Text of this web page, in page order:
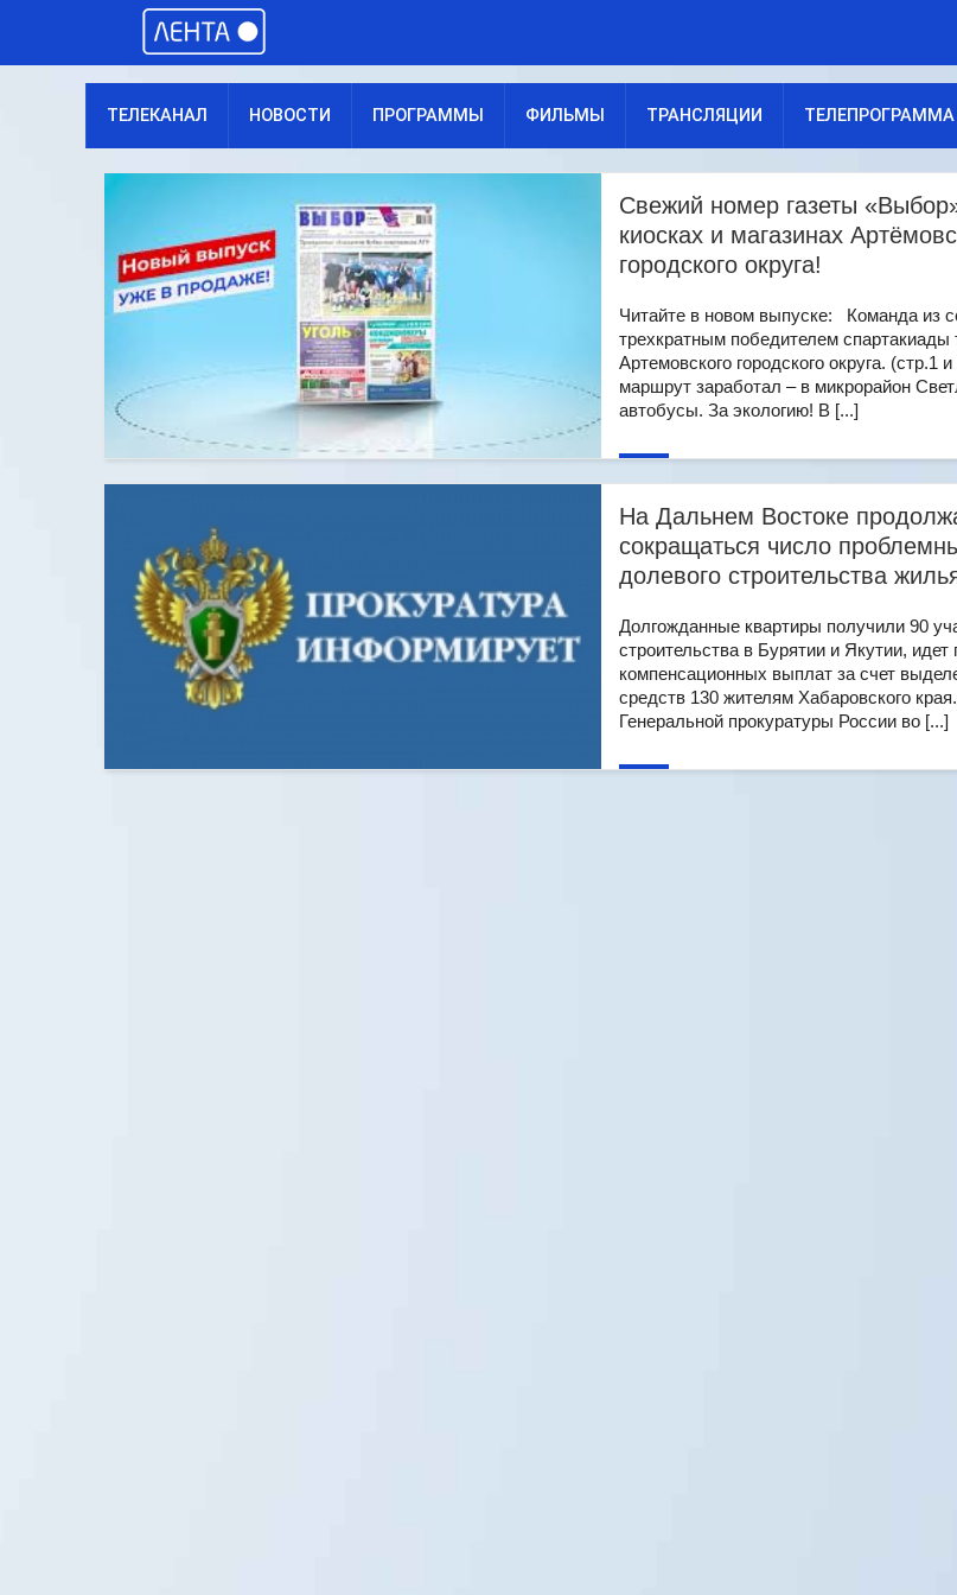
ТЕЛЕКАНАЛ НОВОСТИ ПРОГРАММЫ ФИЛЬМЫ ТРАНСЛЯЦИИ ТЕЛЕПРОГРАММА
Свежий номер газеты
киосках и магазинах
городского округа!
Читайте в новом выпуске: Команда из
трехкратным победителем спартакиады
Артемовского городского округа. (стр.1
маршрут заработал – в микрорайон
автобусы. За экологию! В [...]
На Дальнем Востоке
сокращаться число
долевого строительства
Долгожданные квартиры получили 90
строительства в Бурятии и Якутии, идет
компенсационных выплат за счет
средств 130 жителям Хабаровского
Генеральной прокуратуры России во [...]